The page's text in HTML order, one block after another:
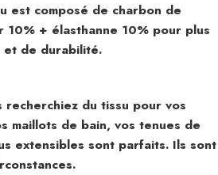
est composé de charbon de
+ élasthanne 10% pour plus
de durabilité.
recherchiez du tissu pour vos
maillots de bain, vos tenues de
extensibles sont parfaits. Ils sont